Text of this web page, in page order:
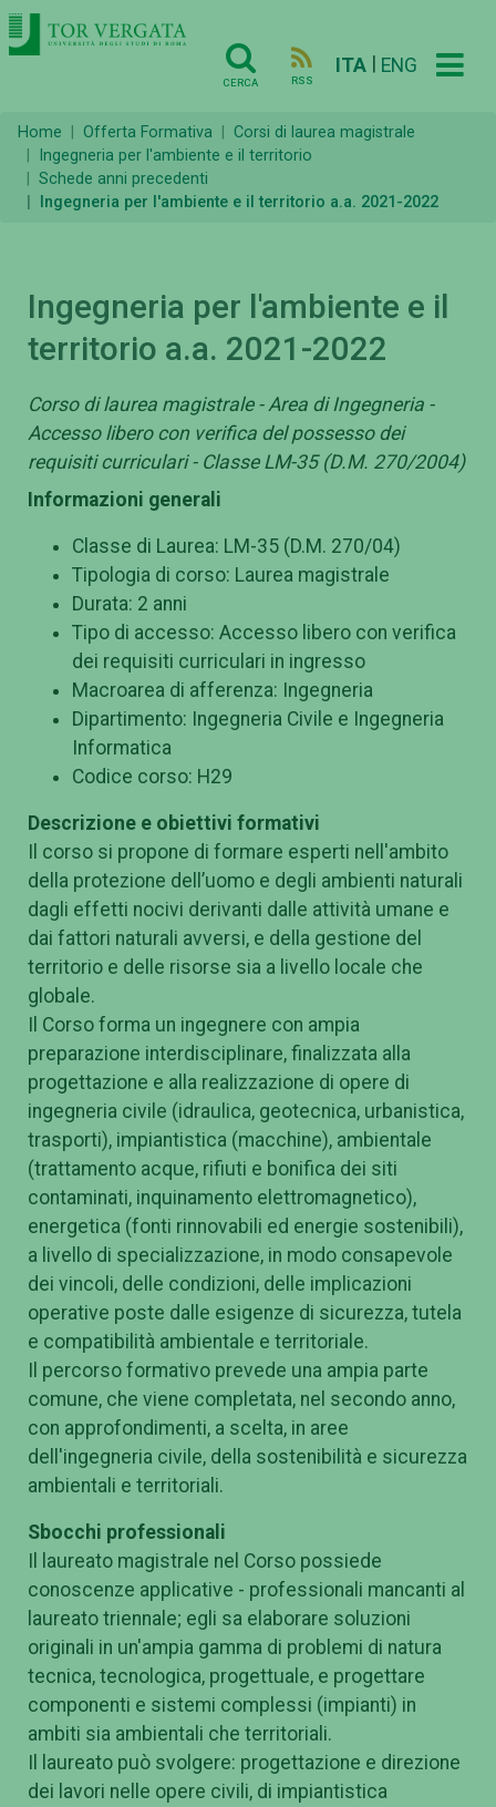
CERCA RSS
ITA ENG
Home Offerta Formativa
Corsi di laurea magistrale
Ingegneria per l'ambiente e il territorio
Schede anni precedenti
Ingegneria per l'ambiente e il territorio a.a. 2021-2022
Ingegneria per l'ambiente e il
territorio a.a. 2021-2022
Corso di laurea magistrale - Area di Ingegneria -
Accesso libero con verifica del possesso dei
requisiti curriculari - Classe LM-35 (D.M. 270/2004)
Informazioni generali
Classe di Laurea: LM-35 (D.M. 270/04)
Tipologia di corso: Laurea magistrale
Durata: 2 anni
Tipo di accesso: Accesso libero con verifica
dei requisiti curriculari in ingresso
Macroarea di afferenza: Ingegneria
Dipartimento: Ingegneria Civile e Ingegneria
Informatica
Codice corso: H29
Descrizione e obiettivi formativi
Il corso si propone di formare esperti nell'ambito
della protezione dell’uomo e degli ambienti naturali
dagli effetti nocivi derivanti dalle attività umane e
dai fattori naturali avversi, e della gestione del
territorio e delle risorse sia a livello locale che
globale.
Il Corso forma un ingegnere con ampia
preparazione interdisciplinare, finalizzata alla
progettazione e alla realizzazione di opere di
ingegneria civile (idraulica, geotecnica, urbanistica,
trasporti), impiantistica (macchine), ambientale
(trattamento acque, rifiuti e bonifica dei siti
contaminati, inquinamento elettromagnetico),
energetica (fonti rinnovabili ed energie sostenibili),
a livello di specializzazione, in modo consapevole
dei vincoli, delle condizioni, delle implicazioni
operative poste dalle esigenze di sicurezza, tutela
e compatibilità ambientale e territoriale.
Il percorso formativo prevede una ampia parte
comune, che viene completata, nel secondo anno,
con approfondimenti, a scelta, in aree
dell'ingegneria civile, della sostenibilità e sicurezza
ambientali e territoriali.
Sbocchi professionali
Il laureato magistrale nel Corso possiede
conoscenze applicative - professionali mancanti al
laureato triennale; egli sa elaborare soluzioni
originali in un'ampia gamma di problemi di natura
tecnica, tecnologica, progettuale, e progettare
componenti e sistemi complessi (impianti) in
ambiti sia ambientali che territoriali.
Il laureato può svolgere: progettazione e direzione
dei lavori nelle opere civili, di impiantistica